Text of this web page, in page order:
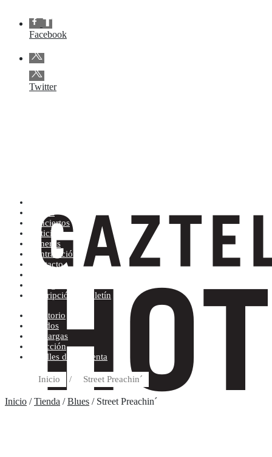
Facebook
Twitter
Tienda
Conciertos
Noticias
Géneros
Contratación
Contacto
Suscripción al boletín
Escritorio
Pedidos
Descargas
Dirección
Detalles de la cuenta
Inicio / Street Preachin´
Inicio /Tienda /Blues / Street Preachin´